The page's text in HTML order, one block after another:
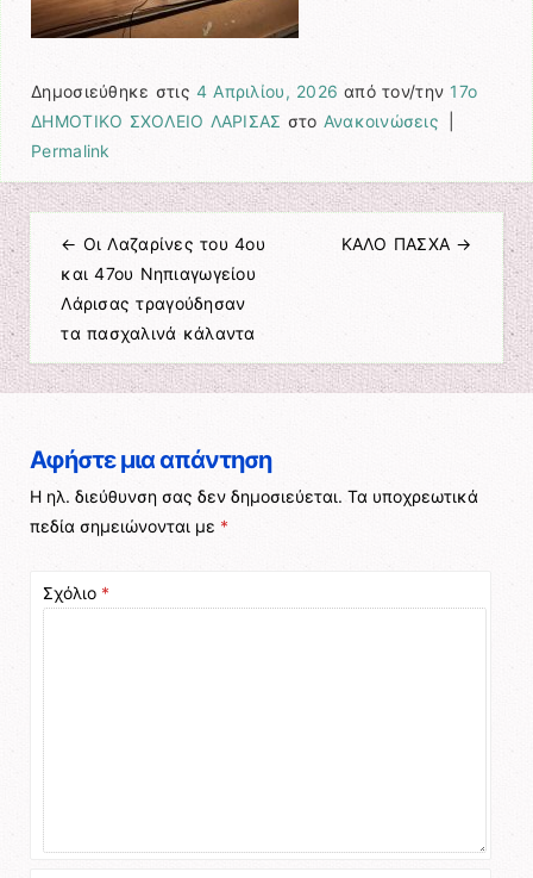
Δημοσιεύθηκε στις 4 Απριλίου, 2026 από τον/την 17ο
ΔΗΜΟΤΙΚΟ ΣΧΟΛΕΙΟ ΛΑΡΙΣΑΣ στο Ανακοινώσεις
Permalink
Πλοήγηση άρθρων
← Οι Λαζαρίνες του 4ου
και 47ου Νηπιαγωγείου
Λάρισας τραγούδησαν
τα πασχαλινά κάλαντα
ΚΑΛΟ ΠΑΣΧΑ →
Αφήστε μια απάντηση
Η ηλ. διεύθυνση σας δεν δημοσιεύεται. Τα υποχρεωτικά
πεδία σημειώνονται με *
Σχόλιο *